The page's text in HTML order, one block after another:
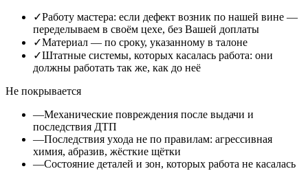
✓Работу мастера: если дефект возник по нашей вине —
переделываем в своём цехе, без Вашей доплаты
✓Материал — по сроку, указанному в талоне
✓Штатные системы, которых касалась работа: они
должны работать так же, как до неё
Не покрывается
—Механические повреждения после выдачи и
последствия ДТП
—Последствия ухода не по правилам: агрессивная
химия, абразив, жёсткие щётки
—Состояние деталей и зон, которых работа не касалась